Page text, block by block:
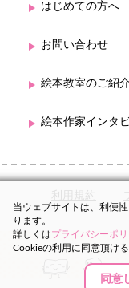
はじめての方へ
お問い合わせ
絵本教室のご紹
絵本作家インタ
利用規約
当ウェブサイトは、利便
ります。
詳しくはプライバシーポ
Cookieの利用に同意頂け
同意